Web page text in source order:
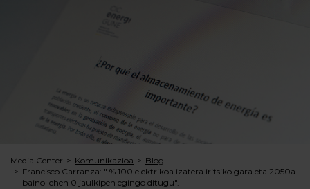
Media Center Komunikazioa
Blog
Francisco Carranza: " % 100 elektrikoa izatera iritsiko gara eta 2050a
baino lehen 0 jaulkipen egingo ditugu".